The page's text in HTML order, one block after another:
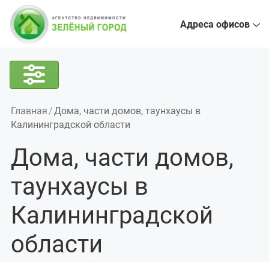
Адреса офисов
Главная
Дома, части домов, таунхаусы в
Калининградской области
Дома, части домов,
таунхаусы в
Калининградской
области